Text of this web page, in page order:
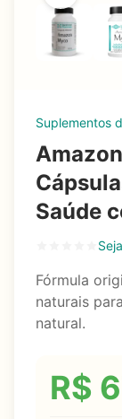
Suplementos
Saúde
Fórmula
naturais
natural.
R$